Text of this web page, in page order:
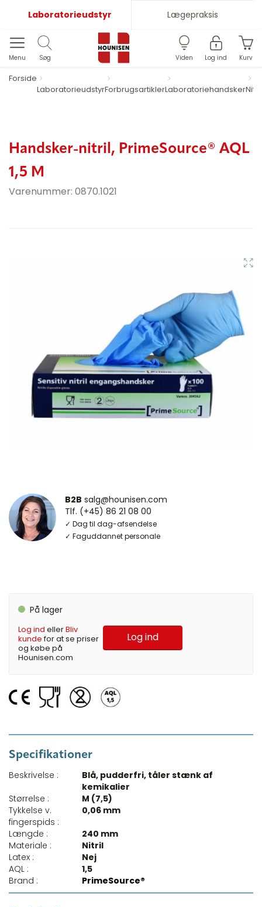
Laboratorieudstyr Lægepraksis
Menu Søg Viden Log ind Kurv
Forside
LaboratorieudstyrForbrugsartiklerLaboratoriehandsker
Handsker-nitril, PrimeSource® AQL
1,5 M
Varenummer: 0870.1021
B2B salg@hounisen.com
Tlf. (+45) 86 21 08 00
✓ Dag til dag-afsendelse
✓ Faguddannet personale
På lager
Log ind ellerBliv
kundefor at se priser
og købe på
Hounisen.com
Log ind
Specifikationer
Beskrivelse :
Blå, pudderfri, tåler stænk af
kemikalier
Størrelse :
M (7,5)
Tykkelse v.
fingerspids :
0,06 mm
Længde :
240 mm
Materiale :
Nitril
Latex :
Nej
AQL :
1,5
Brand :
PrimeSource®